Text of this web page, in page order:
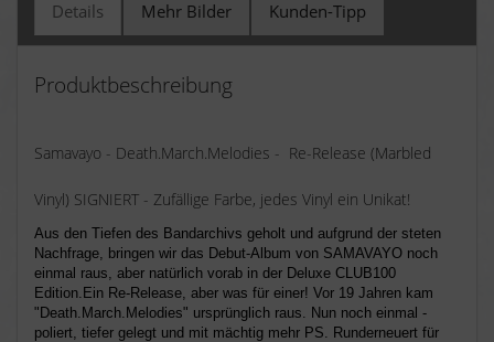
Details Mehr Bilder Kunden-Tipp
Produktbeschreibung
Samavayo - Death.March.Melodies - Re-Release (Marbled
Vinyl) SIGNIERT - Zufällige Farbe, jedes Vinyl ein Unikat!
Aus den Tiefen des Bandarchivs geholt und aufgrund der steten
Nachfrage, bringen wir das Debut-Album von SAMAVAYO noch
einmal raus, aber natürlich vorab in der Deluxe CLUB100
Edition.Ein Re-Release, aber was für einer! Vor 19 Jahren kam
"Death.March.Melodies" ursprünglich raus. Nun noch einmal -
poliert, tiefer gelegt und mit mächtig mehr PS. Runderneuert für